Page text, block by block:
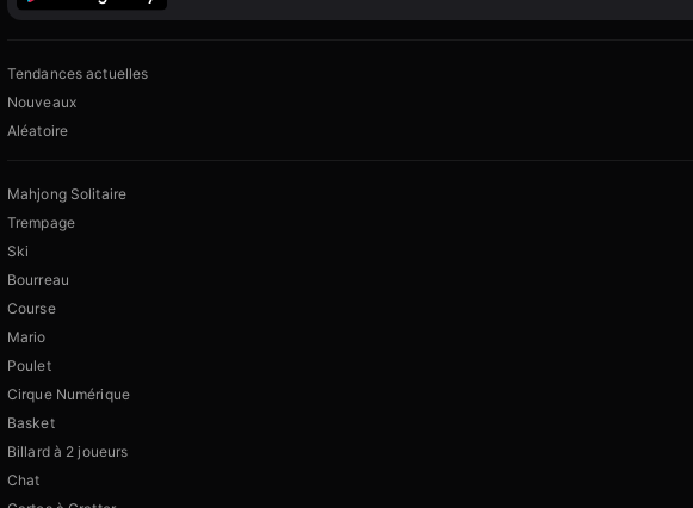
Tendances actuelles
Nouveaux
Aléatoire
Mahjong Solitaire
Trempage
Ski
Bourreau
Course
Mario
Poulet
Cirque Numérique
Basket
Billard à 2 joueurs
Chat